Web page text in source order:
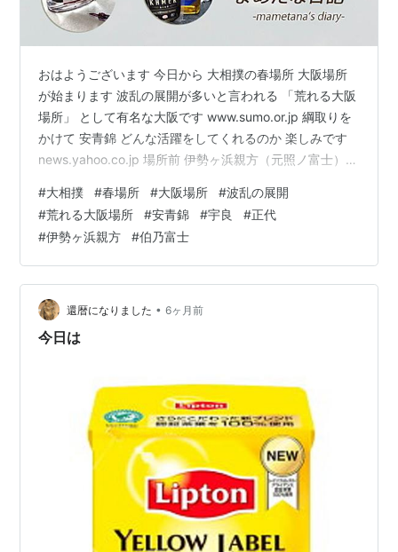
おはようございます 今日から 大相撲の春場所 大阪場所
が始まります 波乱の展開が多いと言われる 「荒れる大阪
場所」 として有名な大阪です www.sumo.or.jp 綱取りを
かけて 安青錦 どんな活躍をしてくれるのか 楽しみです
news.yahoo.co.jp 場所前 伊勢ヶ浜親方（元照ノ富士）が
ら 事情聴取を受けていたと 報道になりました
news.yahoo.co.jp 弟子側にも 問題行動があったようです
が 行きすぎた指導があったことも 事実のようですし な
んともモヤッとします 相撲は興行ですから 楽しいことだ
けに 集中してほし…
#大相撲 #春場所 #大阪場所 #波乱の展開
#荒れる大阪場所 #安青錦 #宇良 #正代
#伊勢ヶ浜親方 #伯乃富士
還暦になりました • 6ヶ月前
今日は